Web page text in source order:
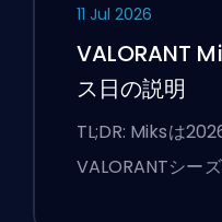
11 Jul 2026
VALORANT
ス日の説明
TL;DR: Miksは
VALORANTシー